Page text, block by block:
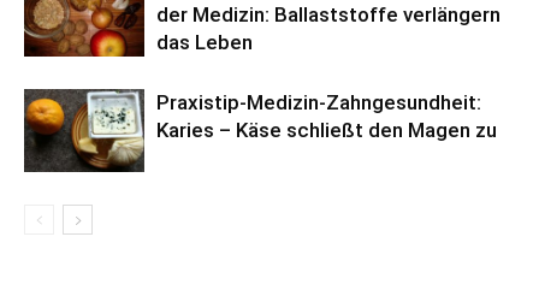
der Medizin: Ballaststoffe verlängern
das Leben
Praxistip-Medizin-Zahngesundheit:
Karies – Käse schließt den Magen zu